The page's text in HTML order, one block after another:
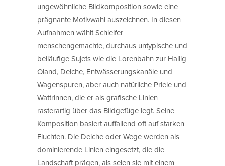
ungewöhnliche Bildkomposition sowie eine
prägnante Motivwahl auszeichnen. In diesen
Aufnahmen wählt Schleifer
menschengemachte, durchaus untypische und
beiläufige Sujets wie die Lorenbahn zur Hallig
Oland, Deiche, Entwässerungskanäle und
Wagenspuren, aber auch natürliche Priele und
Wattrinnen, die er als grafische Linien
rasterartig über das Bildgefüge legt. Seine
Komposition basiert auffallend oft auf starken
Fluchten. Die Deiche oder Wege werden als
dominierende Linien eingesetzt, die die
Landschaft prägen, als seien sie mit einem